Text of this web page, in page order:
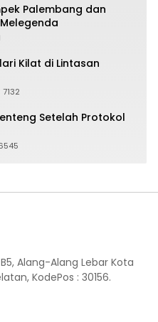
Palembang dan
Kilat di Lintasan
7132
Setelah Protokol
Alang-Alang Lebar Kota
KodePos : 30156.